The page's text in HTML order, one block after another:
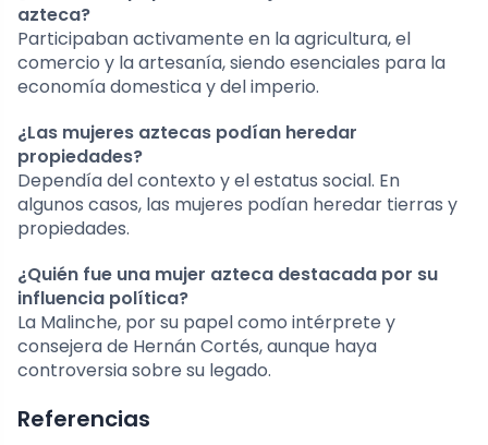
azteca?
Participaban activamente en la agricultura, el
comercio y la artesanía, siendo esenciales para la
economía domestica y del imperio.
¿Las mujeres aztecas podían heredar
propiedades?
Dependía del contexto y el estatus social. En
algunos casos, las mujeres podían heredar tierras y
propiedades.
¿Quién fue una mujer azteca destacada por su
influencia política?
La Malinche, por su papel como intérprete y
consejera de Hernán Cortés, aunque haya
controversia sobre su legado.
Referencias